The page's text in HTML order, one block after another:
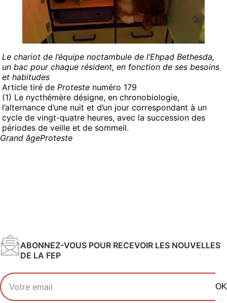
Le chariot de l’équipe noctambule de l’Ehpad Bethesda,
un bac pour chaque résident, en fonction de ses besoins
et habitudes
Article tiré de Proteste numéro 179
(1) Le nycthémère désigne, en chronobiologie,
l’alternance d’une nuit et d’un jour correspondant à un
cycle de vingt-quatre heures, avec la succession des
périodes de veille et de sommeil.
Grand âgeProteste
ABONNEZ-VOUS POUR RECEVOIR LES NOUVELLES
DE LA FEP
Votre adresse email
OK